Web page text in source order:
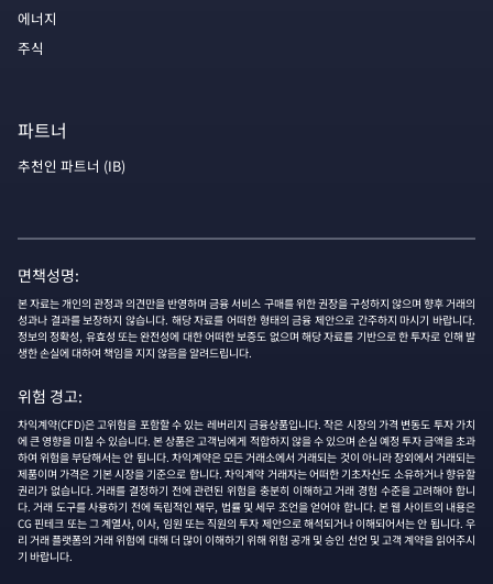
에너지
주식
파트너
추천인 파트너 (IB)
면책성명:
본 자료는 개인의 관정과 의견만을 반영하며 금융 서비스 구매를 위한 권장을 구성하지 않으며 향후 거래의
성과나 결과를 보장하지 않습니다. 해당 자료를 어떠한 형태의 금융 제안으로 간주하지 마시기 바랍니다.
정보의 정확성, 유효성 또는 완전성에 대한 어떠한 보증도 없으며 해당 자료를 기반으로 한 투자로 인해 발
생한 손실에 대하여 책임을 지지 않음을 알려드립니다.
위험 경고:
차익계약(CFD)은 고위험을 포함할 수 있는 레버리지 금융상품입니다. 작은 시장의 가격 변동도 투자 가치
에 큰 영향을 미칠 수 있습니다. 본 상품은 고객님에게 적합하지 않을 수 있으며 손실 예정 투자 금액을 초과
하여 위험을 부담해서는 안 됩니다. 차익계약은 모든 거래소에서 거래되는 것이 아니라 장외에서 거래되는
제품이며 가격은 기본 시장을 기준으로 합니다. 차익계약 거래자는 어떠한 기초자산도 소유하거나 향유할
권리가 없습니다. 거래를 결정하기 전에 관련된 위험을 충분히 이해하고 거래 경험 수준을 고려해야 합니
다. 거래 도구를 사용하기 전에 독립적인 재무, 법률 및 세무 조언을 얻어야 합니다. 본 웹 사이트의 내용은
CG 핀테크 또는 그 계열사, 이사, 임원 또는 직원의 투자 제안으로 해석되거나 이해되어서는 안 됩니다. 우
리 거래 플랫폼의 거래 위험에 대해 더 많이 이해하기 위해 위험 공개 및 승인 선언 및 고객 계약을 읽어주시
기 바랍니다.